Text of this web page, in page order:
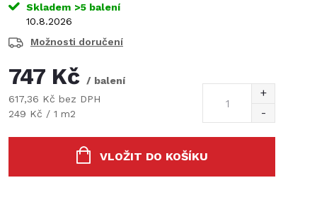
Skladem >5 balení
10.8.2026
Možnosti doručení
747 Kč
/ balení
617,36 Kč bez DPH
Měrná
249 Kč / 1 m2
VLOŽIT DO KOŠÍKU